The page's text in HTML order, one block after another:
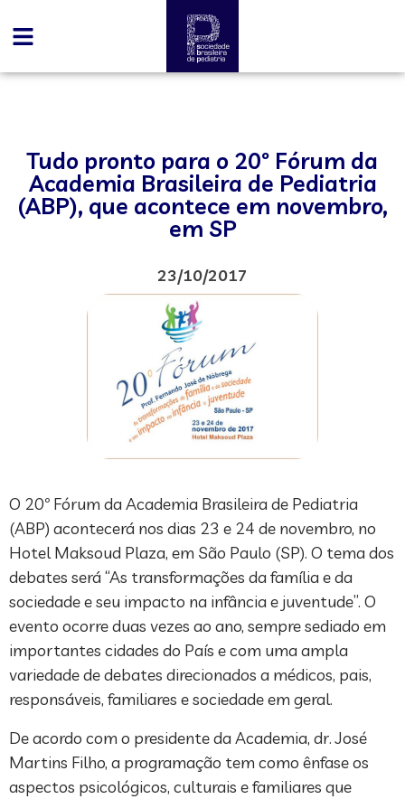
Tudo pronto para o 20º Fórum da
Academia Brasileira de Pediatria
(ABP), que acontece em novembro,
em SP
23/10/2017
O 20º Fórum da Academia Brasileira de Pediatria
(ABP) acontecerá nos dias 23 e 24 de novembro, no
Hotel Maksoud Plaza, em São Paulo (SP). O tema dos
debates será “As transformações da família e da
sociedade e seu impacto na infância e juventude”. O
evento ocorre duas vezes ao ano, sempre sediado em
importantes cidades do País e com uma ampla
variedade de debates direcionados a médicos, pais,
responsáveis, familiares e sociedade em geral.
De acordo com o presidente da Academia, dr. José
Martins Filho, a programação tem como ênfase os
aspectos psicológicos, culturais e familiares que